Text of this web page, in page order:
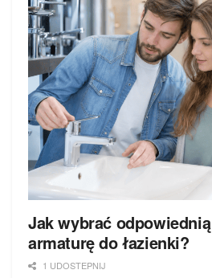
Jak wybrać odpowiednią
armaturę do łazienki?
1 UDOSTEPNIJ